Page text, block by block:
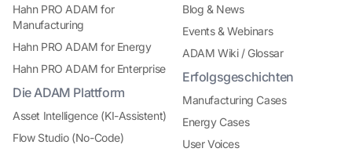
Hahn PRO ADAM for
Manufacturing
Hahn PRO ADAM for Energy
Hahn PRO ADAM for Enterprise
Die ADAM Plattform
Asset Intelligence (KI-Assistent)
Flow Studio (No-Code)
Blog & News
Events & Webinars
ADAM Wiki / Glossar
Erfolgsgeschichten
Manufacturing Cases
Energy Cases
User Voices